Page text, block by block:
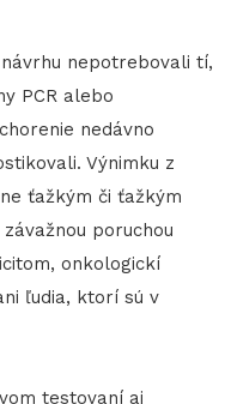
nepotrebovali tí,
PCR alebo
nedávno
Výnimku z
ťažkým či ťažkým
poruchou
onkologickí
ľudia, ktorí sú v
testovaní aj